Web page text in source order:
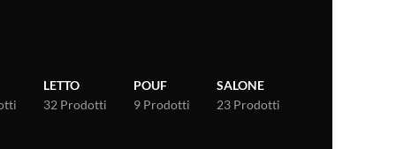
LETTO
32 Prodotti
POUF
9 Prodotti
SALONE
23 Prodotti